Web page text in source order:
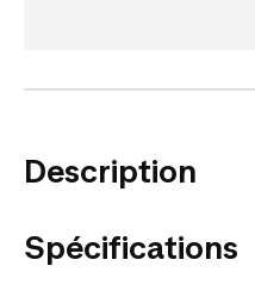
Description
Spécifications